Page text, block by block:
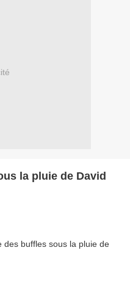
la pluie de David